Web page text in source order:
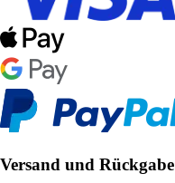
Versand und Rückgabe